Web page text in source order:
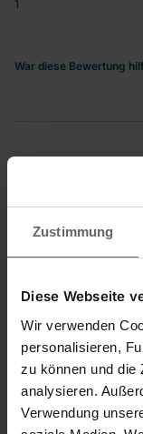
Zustimmung
Diese Webseite
Wir verwenden
personalisieren,
zu können und die
analysieren.
Verwendung
1
War diese Bewertung
Danydany
Ottimo
Bodenwischer
Io lo sto utilizzando
armadi e le travi in
War diese Bewertung